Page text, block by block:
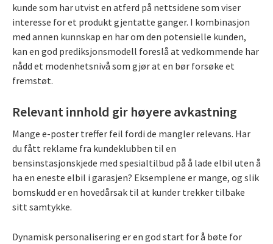
kunde som har utvist en atferd på nettsidene som viser
interesse for et produkt gjentatte ganger. I kombinasjon
med annen kunnskap en har om den potensielle kunden,
kan en god prediksjonsmodell foreslå at vedkommende har
nådd et modenhetsnivå som gjør at en bør forsøke et
fremstøt.
Relevant innhold gir høyere avkastning
Mange e-poster treffer feil fordi de mangler relevans. Har
du fått reklame fra kundeklubben til en
bensinstasjonskjede med spesialtilbud på å lade elbil uten å
ha en eneste elbil i garasjen? Eksemplene er mange, og slik
bomskudd er en hovedårsak til at kunder trekker tilbake
sitt samtykke.
Dynamisk personalisering er en god start for å bøte for